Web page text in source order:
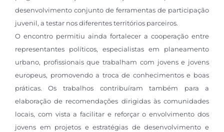
desenvolvimento conjunto de ferramentas de participação
juvenil, a testar nos diferentes territórios parceiros.
O encontro permitiu ainda fortalecer a cooperação entre
representantes políticos, especialistas em planeamento
urbano, profissionais que trabalham com jovens e jovens
europeus, promovendo a troca de conhecimentos e boas
práticas. Os trabalhos contribuíram também para a
elaboração de recomendações dirigidas às comunidades
locais, com vista a facilitar e reforçar o envolvimento dos
jovens em projetos e estratégias de desenvolvimento e